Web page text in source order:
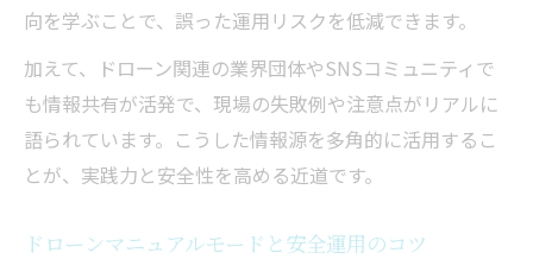
向を学ぶことで、誤った運用リスクを低減できます。
加えて、ドローン関連の業界団体やSNSコミュニティで
も情報共有が活発で、現場の失敗例や注意点がリアルに
語られています。こうした情報源を多角的に活用するこ
とが、実践力と安全性を高める近道です。
ドローンマニュアルモードと安全運用のコツ